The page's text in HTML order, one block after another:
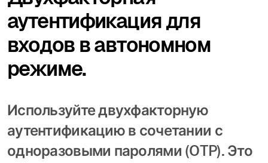
аутентификация для
входов в автономном
режиме.
Используйте двухфакторную
аутентификацию в сочетании с
одноразовыми паролями (OTP). Это